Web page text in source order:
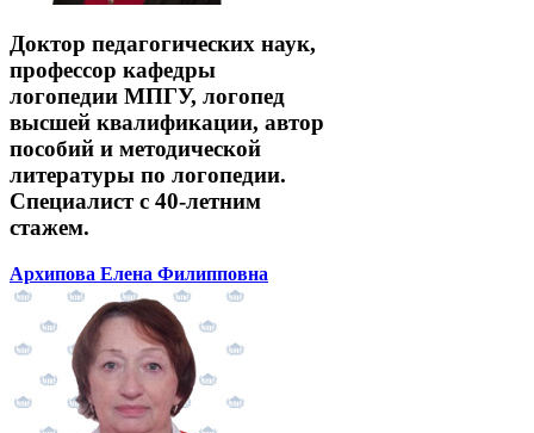
Доктор педагогических наук,
профессор кафедры
логопедии МПГУ, логопед
высшей квалификации, автор
пособий и методической
литературы по логопедии.
Специалист с 40-летним
стажем.
Архипова Елена Филипповна